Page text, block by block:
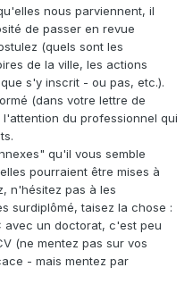
nous parviennent, il
de passer en revue
(quels sont les
de la ville, les actions
s'y inscrit - ou pas, etc.).
(dans votre lettre de
du professionnel qui
qu'il vous semble
pourraient être mises à
n'hésitez pas à les
surdiplômé, taisez la chose :
avec un doctorat, c'est peu
(ne mentez pas sur vos
- mais mentez par